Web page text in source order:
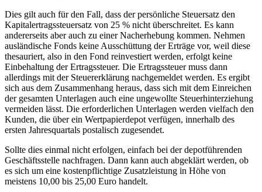
Dies gilt auch für den Fall, dass der persönliche Steuersatz den
Kapitalertragssteuersatz von 25 % nicht überschreitet. Es kann
andererseits aber auch zu einer Nacherhebung kommen. Nehmen
ausländische Fonds keine Ausschüttung der Erträge vor, weil diese
thesauriert, also in den Fond reinvestiert werden, erfolgt keine
Einbehaltung der Ertragssteuer. Die Ertragssteuer muss dann
allerdings mit der Steuererklärung nachgemeldet werden. Es ergibt
sich aus dem Zusammenhang heraus, dass sich mit dem Einreichen
der gesamten Unterlagen auch eine ungewollte Steuerhinterziehung
vermeiden lässt. Die erforderlichen Unterlagen werden vielfach den
Kunden, die über ein Wertpapierdepot verfügen, innerhalb des
ersten Jahresquartals postalisch zugesendet.
Sollte dies einmal nicht erfolgen, einfach bei der depotführenden
Geschäftsstelle nachfragen. Dann kann auch abgeklärt werden, ob
es sich um eine kostenpflichtige Zusatzleistung in Höhe von
meistens 10,00 bis 25,00 Euro handelt.